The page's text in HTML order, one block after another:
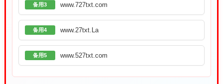
备用3 www.727txt.com
备用4 www.27txt.La
备用5 www.527txt.com